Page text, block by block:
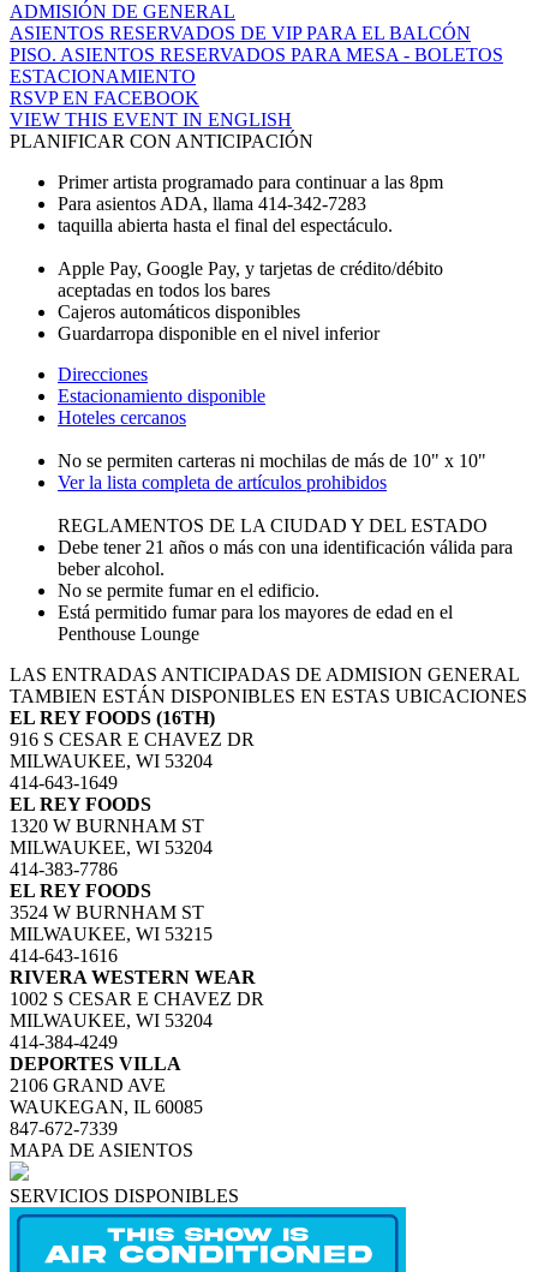
ADMISIÓN DE GENERAL
ASIENTOS RESERVADOS DE VIP PARA EL BALCÓN
PISO. ASIENTOS RESERVADOS PARA MESA - BOLETOS
ESTACIONAMIENTO
RSVP EN FACEBOOK
VIEW THIS EVENT IN ENGLISH
PLANIFICAR CON ANTICIPACIÓN
Primer artista programado para continuar a las 8pm
Para asientos ADA, llama 414-342-7283
taquilla abierta hasta el final del espectáculo.
Apple Pay, Google Pay, y tarjetas de crédito/débito
aceptadas en todos los bares
Cajeros automáticos disponibles
Guardarropa disponible en el nivel inferior
Direcciones
Estacionamiento disponible
Hoteles cercanos
No se permiten carteras ni mochilas de más de 10" x 10"
Ver la lista completa de artículos prohibidos
REGLAMENTOS DE LA CIUDAD Y DEL ESTADO
Debe tener 21 años o más con una identificación válida para
beber alcohol.
No se permite fumar en el edificio.
Está permitido fumar para los mayores de edad en el
Penthouse Lounge
LAS ENTRADAS ANTICIPADAS DE ADMISION GENERAL
TAMBIEN ESTÁN DISPONIBLES EN ESTAS UBICACIONES
EL REY FOODS (16TH)
916 S CESAR E CHAVEZ DR
MILWAUKEE, WI 53204
414-643-1649
EL REY FOODS
1320 W BURNHAM ST
MILWAUKEE, WI 53204
414-383-7786
EL REY FOODS
3524 W BURNHAM ST
MILWAUKEE, WI 53215
414-643-1616
RIVERA WESTERN WEAR
1002 S CESAR E CHAVEZ DR
MILWAUKEE, WI 53204
414-384-4249
DEPORTES VILLA
2106 GRAND AVE
WAUKEGAN, IL 60085
847-672-7339
MAPA DE ASIENTOS
SERVICIOS DISPONIBLES